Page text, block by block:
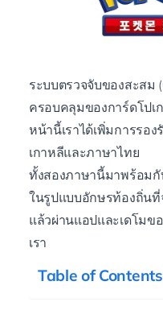
ระบบตรวจจับของสะสม (
ครอบคลุมของการ์ดโป
หน้านี้เราได้เพิ่มการรอ
เกาหลีและภาษาไทย
ทั้งสองภาษานี้มาพร้อมกั
ในรูปแบบอักษรท้องถิ่นที่
แล้วผ่านแอปและเดโมข
เรา
Table of Contents